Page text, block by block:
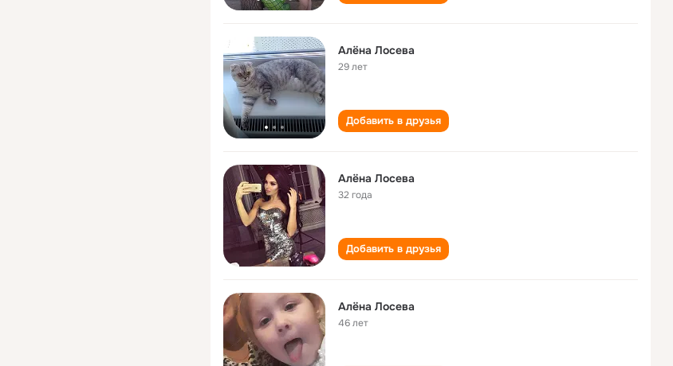
Алёна Лосева
29 лет
Добавить в друзья
Алёна Лосева
32 года
Добавить в друзья
Алёна Лосева
46 лет